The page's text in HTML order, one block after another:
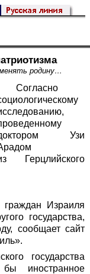
родину…
Согласно
Узи
Герцлийского
граждан Израиля
государства,
сообщает сайт
государства
иностранное